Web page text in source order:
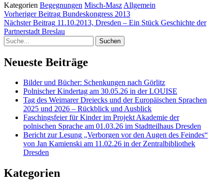
Kategorien Begegnungen Misch-Masz Allgemein
Beitragsnavigation
Vorheriger Beitrag Bundeskongress 2013Vorheriger
Beitrag
Nächster Beitrag 11.10.2013, Dresden – Ein Stück Geschichte der
Partnerstadt Breslau
Suche
Neueste Beiträge
Bilder und Bücher: Schenkungen nach Görlitz
Polnischer Kindertag am 30.05.26 in der LOUISE
Tag des Weimarer Dreiecks und der Europäischen Sprachen
2025 und 2026 – Rückblick und Ausblick
Faschingsfeier für Kinder im Projekt Akademie der
polnischen Sprache am 01.03.26 im Stadtteilhaus Dresden
Bericht zur Lesung „Verborgen vor den Augen des Feindes“
von Jan Kamienski am 11.02.26 in der Zentralbibliothek
Dresden
Kategorien